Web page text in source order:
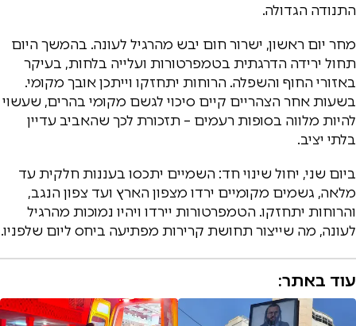
התנודה הגדולה.
מחר יום ראשון, ישרור חום יבש מהרגיל לעונה. בהמשך היום
תחול ירידה הדרגתית בטמפרטורות ועלייה בלחות, בעיקר
באזורי החוף והשפלה. הרוחות יתחזקו וייתכן אובך מקומי.
בשעות אחר הצהריים קיים סיכוי לגשם מקומי בהרים, שעשוי
להיות מלווה בסופות רעמים – תזכורת לכך שהאביב עדיין
בלתי יציב.
ביום שני, יחול שינוי חד: השמיים יתכסו בעננות חלקית עד
מלאה, גשמים מקומיים ירדו מצפון הארץ ועד צפון הנגב,
והרוחות יתחזקו. הטמפרטורות יירדו ויהיו נמוכות מהרגיל
לעונה, מה שייצור תחושת קרירות מפתיעה ביחס ליום שלפניו.
עוד באתר: